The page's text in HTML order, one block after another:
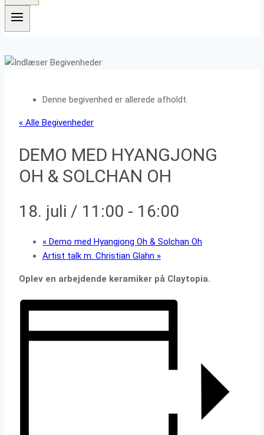
Denne begivenhed er allerede afholdt.
« Alle Begivenheder
DEMO MED HYANGJONG
OH & SOLCHAN OH
18. juli / 11:00 - 16:00
« Demo med Hyangjong Oh & Solchan Oh
Artist talk m. Christian Glahn »
Oplev en arbejdende keramiker på Claytopia.